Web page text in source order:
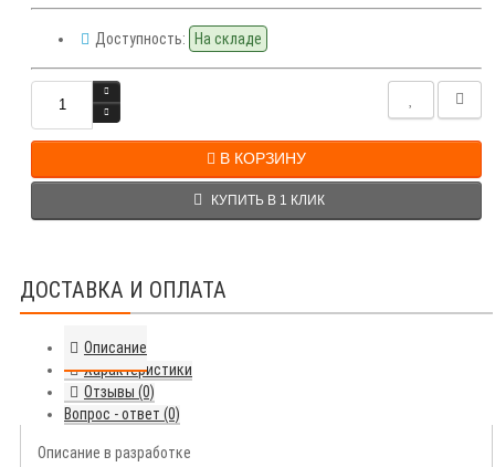
Доступность: На складе
В КОРЗИНУ
КУПИТЬ В 1 КЛИК
ДОСТАВКА И ОПЛАТА
Описание
Характеристики
Отзывы (0)
Вопрос - ответ (0)
Описание в разработке